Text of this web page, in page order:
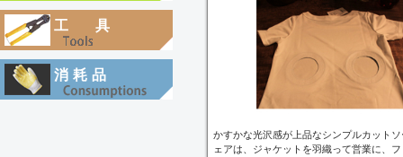
かすかな光沢感が上品なシンプルカット
ェアは、ジャケットを羽織って営業に、
工具
消耗品